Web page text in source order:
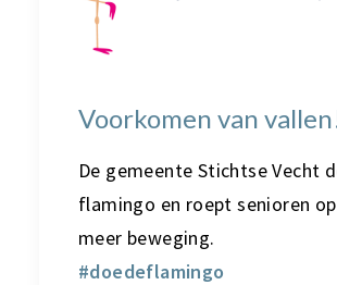
Voorkomen van
De gemeente Stichtse Vecht
flamingo en roept senioren
meer beweging.
#doedeflamingo